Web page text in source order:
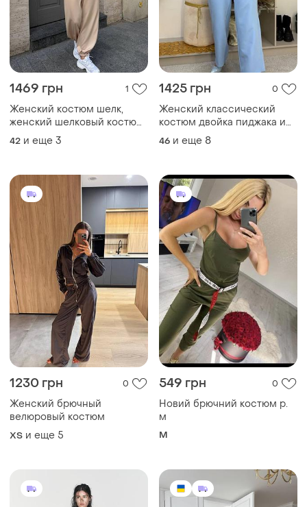
1469 грн 1
Женский костюм шелк,
женский шелковый костюм
с кофтой на молнии
42 и еще 3
1425 грн 0
Женский классический
костюм двойка пиджака и
брюки, женский костюм с
пиджаком
46 и еще 8
1230 грн 0
Женский брючный
велюровый костюм
ХS и еще 5
549 грн 0
Новий брючний костюм р.
м
M